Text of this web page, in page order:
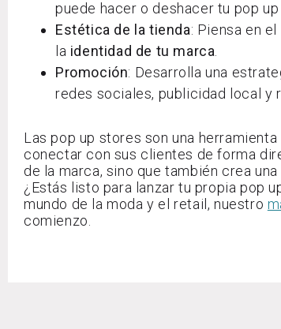
puede hacer o deshacer tu pop up
Estética de la tienda: Piensa en
la identidad de tu marca
Promoción: Desarrolla una
redes sociales, publicidad local y
Las pop up stores son una
conectar con sus clientes de forma
de la marca, sino que también crea
¿Estás listo para lanzar tu propia pop
mundo de la moda y el retail, nuestro
comienzo.